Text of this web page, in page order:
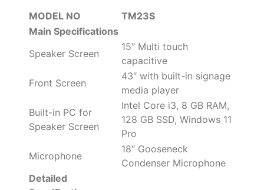
MODEL NO
TM23S
Main Specifications
Speaker Screen
15″ Multi touch
capacitive
Front Screen
43″ with built-in signage
media player
Built-in PC for
Speaker Screen
Intel Core i3, 8 GB RAM,
128 GB SSD, Windows 11
Pro
Microphone
18″ Gooseneck
Condenser Microphone
Detailed